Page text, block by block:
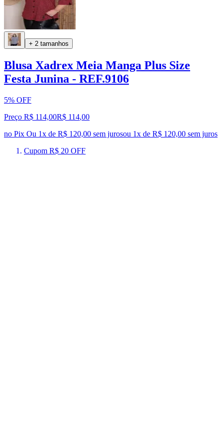
+ 2 tamanhos
Blusa Xadrex Meia Manga Plus Size
Festa Junina - REF.9106
5% OFF
Preço R$ 114,00R$ 114,00
no Pix Ou 1x de R$ 120,00 sem jurosou 1x de R$ 120,00 sem juros
Cupom R$ 20 OFF